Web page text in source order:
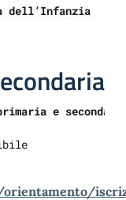
dell’Infanzia
e